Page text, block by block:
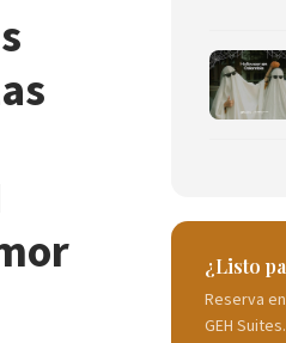
¿Listo
Reserva
GEH Suites.